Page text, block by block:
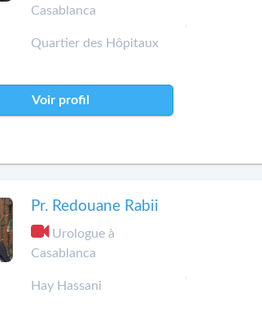
Casablanca
Quartier des Hôpitaux
Voir profil
Pr. Redouane Rabii
Urologue à
Casablanca
Hay Hassani